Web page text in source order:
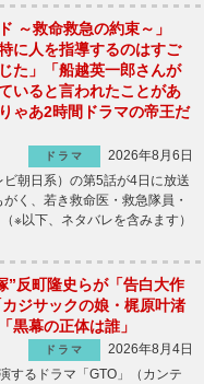
～救命救急の約束～」
に人を指導するのはすご
た」「船越英一郎さんが
いると言われたことがあ
ゃあ2時間ドラマの帝王だ
ドラマ
2026年8月6日
朝日系）の第5話が4日に放送
く、若き救命医・救急隊員・
※以下、ネタバレを含みます）
”反町隆史らが「告白大作
ジサックの娘・梶原叶渚
黒幕の正体は誰」
ドラマ
2026年8月4日
するドラマ「GTO」（カンテ